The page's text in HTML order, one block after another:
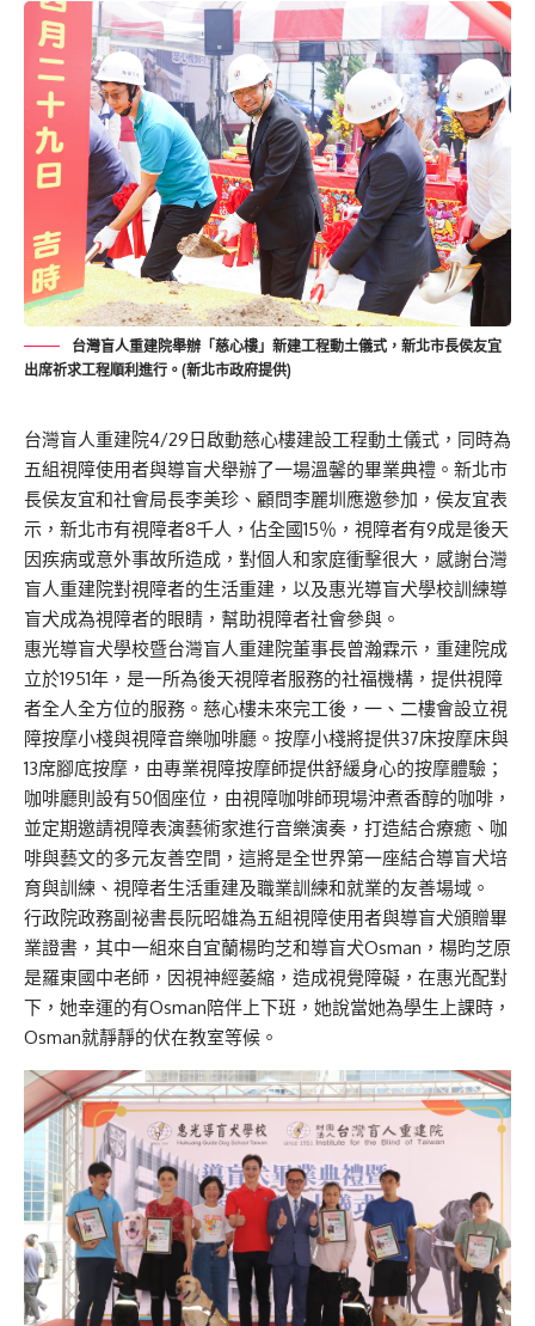
台灣盲人重建院舉辦「慈心樓」新建工程動土儀式，新北市長侯友宜
出席祈求工程順利進行。(新北市政府提供)
台灣盲人重建院4/29日啟動慈心樓建設工程動土儀式，同時為
五組視障使用者與導盲犬舉辦了一場溫馨的畢業典禮。新北市
長侯友宜和社會局長李美珍、顧問李麗圳應邀參加，侯友宜表
示，新北市有視障者8千人，佔全國15％，視障者有9成是後天
因疾病或意外事故所造成，對個人和家庭衝擊很大，感謝台灣
盲人重建院對視障者的生活重建，以及惠光導盲犬學校訓練導
盲犬成為視障者的眼睛，幫助視障者社會參與。
惠光導盲犬學校暨台灣盲人重建院董事長曾瀚霖示，重建院成
立於1951年，是一所為後天視障者服務的社福機構，提供視障
者全人全方位的服務。慈心樓未來完工後，一、二樓會設立視
障按摩小棧與視障音樂咖啡廳。按摩小棧將提供37床按摩床與
13席腳底按摩，由專業視障按摩師提供舒緩身心的按摩體驗；
咖啡廳則設有50個座位，由視障咖啡師現場沖煮香醇的咖啡，
並定期邀請視障表演藝術家進行音樂演奏，打造結合療癒、咖
啡與藝文的多元友善空間，這將是全世界第一座結合導盲犬培
育與訓練、視障者生活重建及職業訓練和就業的友善場域。
行政院政務副祕書長阮昭雄為五組視障使用者與導盲犬頒贈畢
業證書，其中一組來自宜蘭楊昀芝和導盲犬Osman，楊昀芝原
是羅東國中老師，因視神經萎縮，造成視覺障礙，在惠光配對
下，她幸運的有Osman陪伴上下班，她說當她為學生上課時，
Osman就靜靜的伏在教室等候。